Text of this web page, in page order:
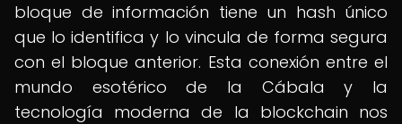
bloque de información tiene un hash único
que lo identifica y lo vincula de forma segura
con el bloque anterior. Esta conexión entre el
mundo esotérico de la Cábala y la
tecnología moderna de la blockchain nos